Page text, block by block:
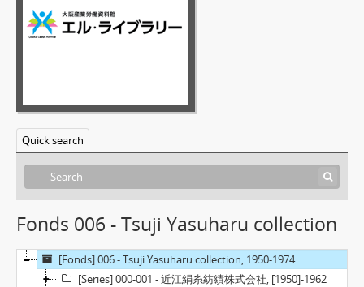
Quick search
Fonds 006 - Tsuji Yasuharu collection
[Fonds] 006 - Tsuji Yasuharu collection, 1950-1974
[Series] 000-001 - 近江絹糸紡績株式会社, [1950]-1962